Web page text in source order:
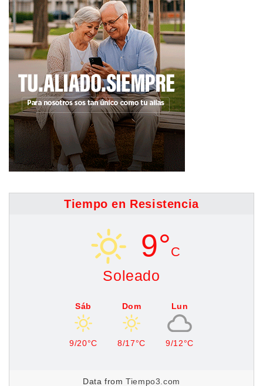
Tiempo en Resistencia
9°C
Soleado
Sáb
9/20°C
Dom
8/17°C
Lun
9/12°C
Data fromTiempo3.com